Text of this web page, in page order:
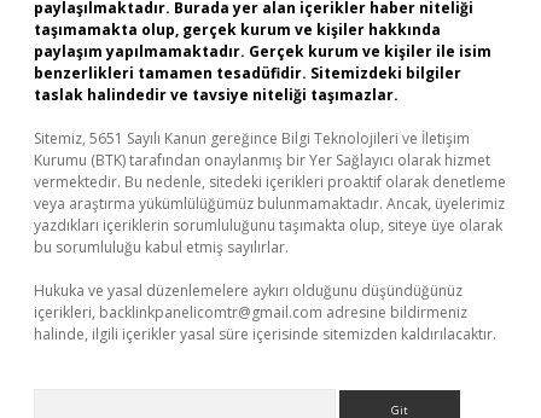
paylaşılmaktadır. Burada yer alan içerikler haber niteliği
taşımamakta olup, gerçek kurum ve kişiler hakkında
paylaşım yapılmamaktadır. Gerçek kurum ve kişiler ile isim
benzerlikleri tamamen tesadüfidir. Sitemizdeki bilgiler
taslak halindedir ve tavsiye niteliği taşımazlar.
Sitemiz, 5651 Sayılı Kanun gereğince Bilgi Teknolojileri ve İletişim
Kurumu (BTK) tarafından onaylanmış bir Yer Sağlayıcı olarak hizmet
vermektedir. Bu nedenle, sitedeki içerikleri proaktif olarak denetleme
veya araştırma yükümlülüğümüz bulunmamaktadır. Ancak, üyelerimiz
yazdıkları içeriklerin sorumluluğunu taşımakta olup, siteye üye olarak
bu sorumluluğu kabul etmiş sayılırlar.
Hukuka ve yasal düzenlemelere aykırı olduğunu düşündüğünüz
içerikleri, backlinkpanelicomtr@gmail.com adresine bildirmeniz
halinde, ilgili içerikler yasal süre içerisinde sitemizden kaldırılacaktır.